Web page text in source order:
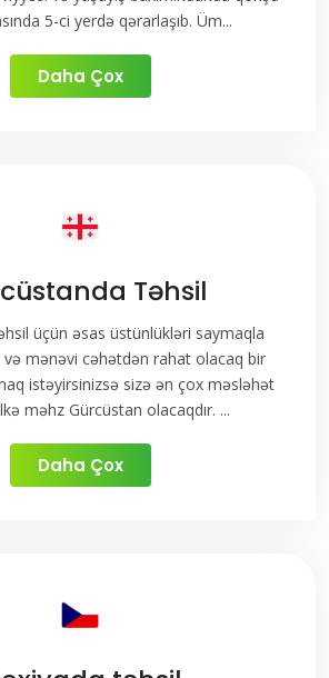
5-ci yerdə qərarlaşıb. Üm...
Daha Çox
Təhsil
üçün əsas üstünlükləri saymaqla
mənəvi cəhətdən rahat olacaq bir
istəyirsinizsə sizə ən çox məsləhət
məhz Gürcüstan olacaqdır. ...
Daha Çox